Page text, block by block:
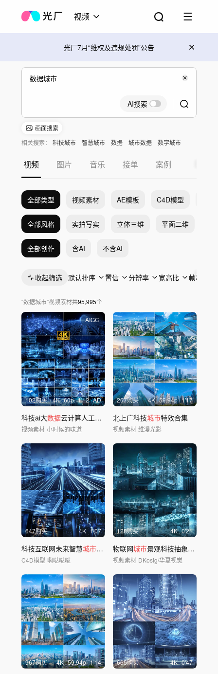
视频
光厂7月“维权及违规处罚”公告
AI搜索
画面搜索
相关搜索：
科技城市 智慧城市 数据 城市数据
数字城市
视频 图片 音乐 接单 案例
全部类型 视频素材 AE模板 C4D模型
全部风格 实拍写实 立体三维 平面二维
全部创作 含AI 不含AI
收起筛选 默认排序 置信 分辨率 宽高比 帧率
“数据城市”视频素材共95,995个
AIGC
102购买 4K 60p 1'12 AD
科技ai大数据云计算人工智能科技 城市开场
视频素材 小时候的味道
267购买 4K 59.94p 1'17
北上广科技城市特效合集
视频素材 维漫光影
647购买 4K 1'07
科技互联网未来智慧城市数 字化穿梭c4d
C4D模型 啊哒哒哒
128购买 4K 0'21
物联网城市景观科技抽象线条
视频素材 DKosig/华夏视觉
967购买 4K 59.94p 1'14 665购买 4K 0'47